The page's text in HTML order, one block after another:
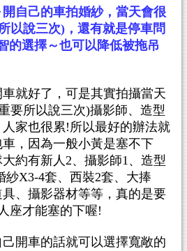
自己的車拍婚紗，當天會很
以說三次)，還有就是停車問
的選擇～也可以降低被拖吊
就好了，可是其實拍攝當天
要所以說三次)攝影師、造型
家也很累!所以最好的辦法就
，因為一般小黃是塞不下
約有新人2、攝影師1、造型
紗X3-4套、西裝2套、大捧
、攝影器材等等，真的是要
座才能塞的下喔!
開車的話就可以選擇寬敞的